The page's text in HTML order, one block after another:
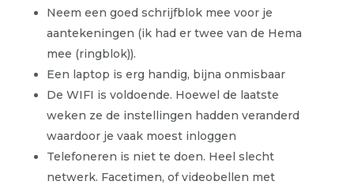
Neem een goed schrijfblok mee voor je
aantekeningen (ik had er twee van de Hema
mee (ringblok)).
Een laptop is erg handig, bijna onmisbaar
De WIFI is voldoende. Hoewel de laatste
weken ze de instellingen hadden veranderd
waardoor je vaak moest inloggen
Telefoneren is niet te doen. Heel slecht
netwerk. Facetimen, of videobellen met